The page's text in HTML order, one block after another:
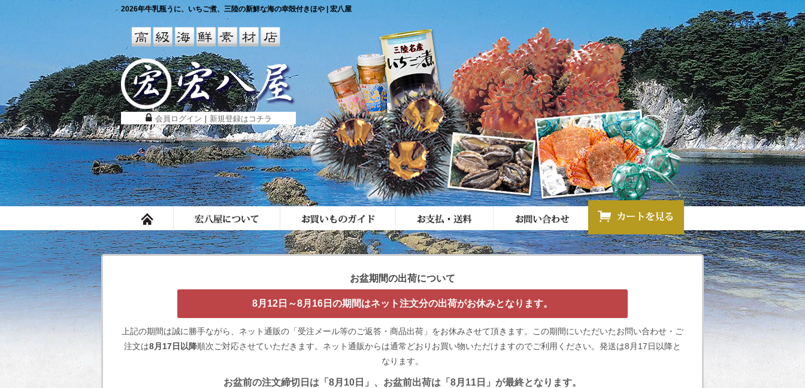
2026年牛乳瓶うに、いちご煮、三陸の新鮮な海の幸殻付きほや | 宏八屋
会員ログイン ｜ 新規登録はコチラ
お盆期間の出荷について
8月12日～8月16日の期間はネット注文分の出荷がお休みとなります。
上記の期間は誠に勝手ながら、ネット通販の「受注メール等のご返答・商品出荷」をお休みさせて頂きます。この期間にいただいたお問い合わせ・ご
注文は8月17日以降順次ご対応させていただきます。ネット通販からは通常どおりお買い物いただけますのでご利用ください。発送は8月17日以降と
なります。
お盆前の注文締切日は「8月10日」、お盆前出荷は「8月11日」が最終となります。